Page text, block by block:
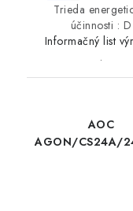
Trieda
účinnosti : D
Informačný list
.
AOC
AGON/CS24A/